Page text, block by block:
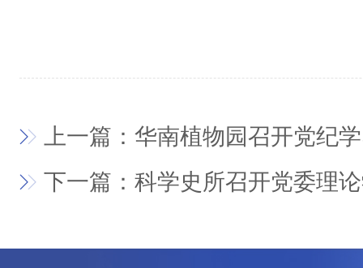
上一篇：华南植物园召开党纪
下一篇：科学史所召开党委理